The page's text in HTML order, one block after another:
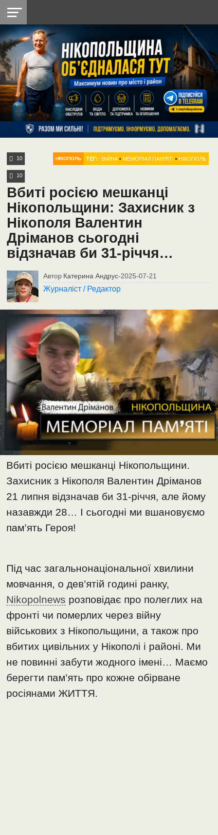
НІКОПОЛЬ
РАЙОН
СІЧЕСЛАВСЬКА
УКРАЇНА
РЕТРО
НІКОПОЛЬ
ЛАЙТ
УКРАЇНА
ДОПОМОГА
РАДІО
10 НІКОПОЛЬ ТЕГ: ВІЙНА •МЕМОРІАЛ ПАМ'ЯТІ •НІКОПОЛЬ
10
Вбиті росією мешканці
Нікопольщини: Захисник з
Нікополя Валентин
Дріманов сьогодні
відзначав би 31-річчя…
Автор Катерина Андрус-2025-07-21
Журналіст / Редактор
Вбиті росією мешканці Нікопольщини.
Захисник з Нікополя Валентин Дріманов
21 липня відзначав би 31-річчя, але йому
назавжди 28… І сьогодні ми вшановуємо
пам’ять Героя!
Під час загальнонаціональної хвилини
мовчання, о дев’ятій годині ранку,
Nikopolnews розповідає про полеглих на
фронті чи померлих через війну
військових з Нікопольщини, а також про
вбитих цивільних у Нікополі і районі. Ми
не повинні забути жодного імені… Маємо
берегти пам’ять про кожне обірване
росіянами ЖИТТЯ.